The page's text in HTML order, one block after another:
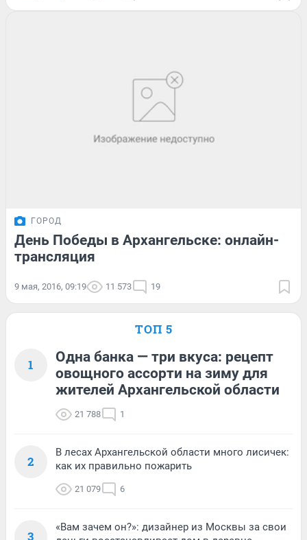
ГОРОД
День Победы в Архангельске: онлайн-
трансляция
9 мая, 2016, 09:19 11 573 19
ТОП 5
1
Одна банка — три вкуса: рецепт
овощного ассорти на зиму для
жителей Архангельской области
21 788 1
2
В лесах Архангельской области много лисичек:
как их правильно пожарить
21 079 6
3
«Вам зачем он?»: дизайнер из Москвы за свои